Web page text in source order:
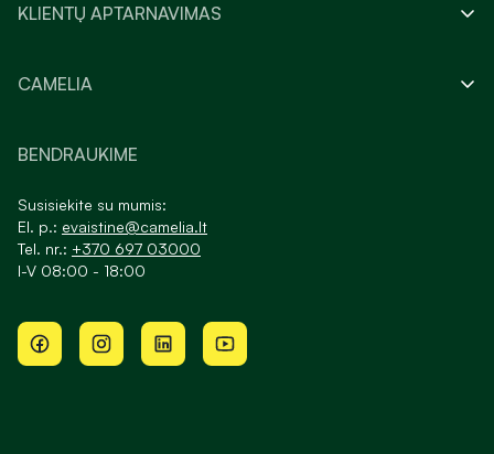
KLIENTŲ APTARNAVIMAS
CAMELIA
BENDRAUKIME
Susisiekite su mumis:
El. p.: evaistine@camelia.lt
Tel. nr.: +370 697 03000
I-V 08:00 - 18:00